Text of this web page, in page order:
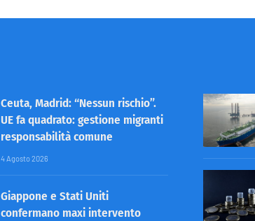
Ceuta, Madrid: “Nessun rischio”.
UE fa quadrato: gestione migranti
responsabilità comune
4 Agosto 2026
Giappone e Stati Uniti
confermano maxi intervento